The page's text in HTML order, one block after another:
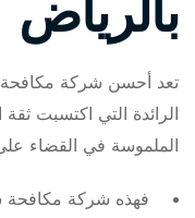
بالرياض
تعد أحسن شركة
الرائدة التي اكتسبت ثقة
الملموسة في القضاء
فهذه شركة مكافحة